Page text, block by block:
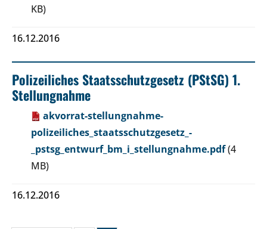
KB)
16.12.2016
Polizeiliches Staatsschutzgesetz (PStSG) 1.
Stellungnahme
akvorrat-stellungnahme-
polizeiliches_staatsschutzgesetz_-
_pstsg_entwurf_bm_i_stellungnahme.pdf(4
MB)
16.12.2016